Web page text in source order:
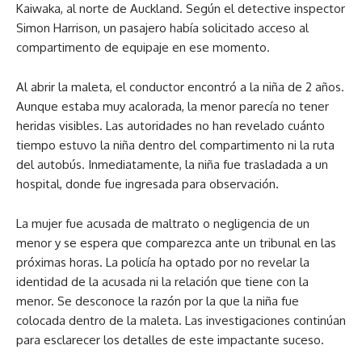
Kaiwaka, al norte de Auckland. Según el detective inspector
Simon Harrison, un pasajero había solicitado acceso al
compartimento de equipaje en ese momento.
Al abrir la maleta, el conductor encontró a la niña de 2 años.
Aunque estaba muy acalorada, la menor parecía no tener
heridas visibles. Las autoridades no han revelado cuánto
tiempo estuvo la niña dentro del compartimento ni la ruta
del autobús. Inmediatamente, la niña fue trasladada a un
hospital, donde fue ingresada para observación.
La mujer fue acusada de maltrato o negligencia de un
menor y se espera que comparezca ante un tribunal en las
próximas horas. La policía ha optado por no revelar la
identidad de la acusada ni la relación que tiene con la
menor. Se desconoce la razón por la que la niña fue
colocada dentro de la maleta. Las investigaciones continúan
para esclarecer los detalles de este impactante suceso.